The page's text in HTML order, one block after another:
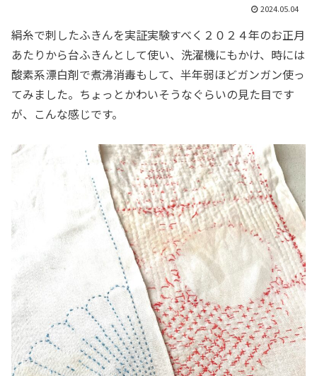
2024.05.04
絹糸で刺したふきんを実証実験すべく２０２４年のお正月
あたりから台ふきんとして使い、洗濯機にもかけ、時には
酸素系漂白剤で煮沸消毒もして、半年弱ほどガンガン使っ
てみました。ちょっとかわいそうなぐらいの見た目です
が、こんな感じです。